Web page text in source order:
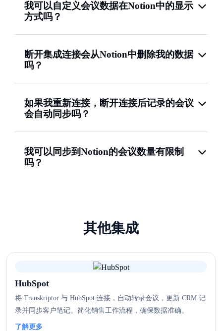
我可以自定义会议数据在Notion中的显示
方式吗？
断开集成连接会从Notion中删除我的数据
吗？
如果我重新连接，断开连接后记录的会议
会自动同步吗？
我可以同步到Notion的会议数量有限制
吗？
其他集成
HubSpot
将 Transkriptor 与 HubSpot 连接，自动转录会议，更新 CRM 记
录并同步客户笔记。简化销售工作流程，确保数据准确。
了解更多